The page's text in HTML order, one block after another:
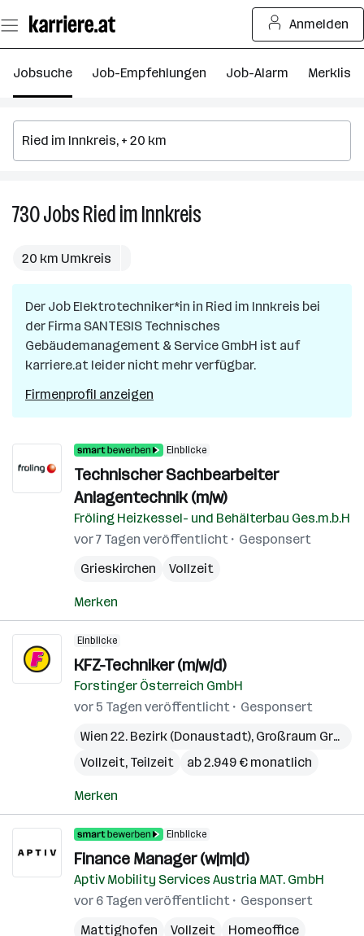
Seiteninhalt
springen
Anmelden
Jobsuche Job-Empfehlungen Job-Alarm Merkliste
730JobsRied im Innkreis
im
Innkreis
20 km Umkreis
Der Job Elektrotechniker*in in Ried im Innkreis bei
der Firma SANTESIS Technisches
Gebäudemanagement & Service GmbH ist auf
karriere.at leider nicht mehr verfügbar.
Firmenprofil anzeigen
Einblicke
Technischer Sachbearbeiter
Anlagentechnik (m/w)
Fröling Heizkessel- und Behälterbau Ges.m.b.H
vor 7 Tagen veröffentlicht
Gesponsert
Grieskirchen
Vollzeit
Merken
Einblicke
KFZ-Techniker (m/w/d)
Forstinger Österreich GmbH
vor 5 Tagen veröffentlicht
Gesponsert
Wien 22. Bezirk (Donaustadt), Großraum Graz
Vollzeit, Teilzeit
ab 2.949 € monatlich
Merken
Einblicke
Finance Manager (w|m|d)
Aptiv Mobility Services Austria MAT. GmbH
vor 6 Tagen veröffentlicht
Gesponsert
Mattighofen
Vollzeit
Homeoffice